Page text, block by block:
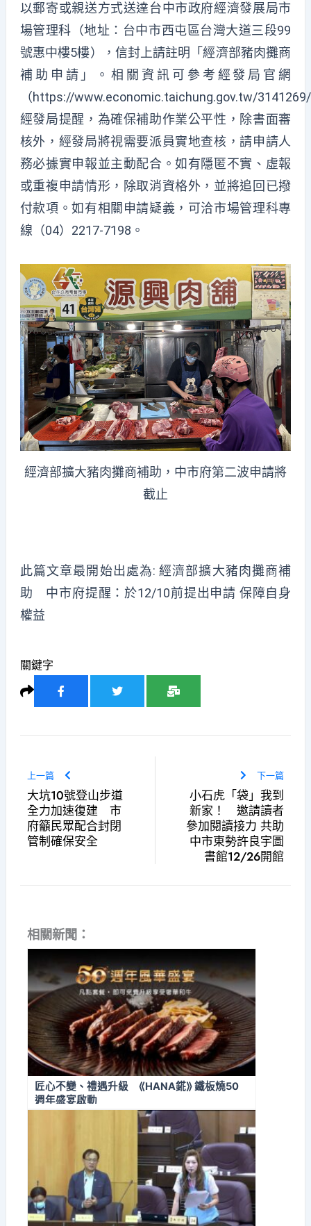
以郵寄或親送方式送達台中市政府經濟發展局市
場管理科（地址：台中市西屯區台灣大道三段99
號惠中樓5樓），信封上請註明「經濟部豬肉攤商
補助申請」。相關資訊可參考經發局官網
（https://www.economic.taichung.gov.tw/
經發局提醒，為確保補助作業公平性，除書面審
核外，經發局將視需要派員實地查核，請申請人
務必據實申報並主動配合。如有隱匿不實、虛報
或重複申請情形，除取消資格外，並將追回已撥
付款項。如有相關申請疑義，可洽市場管理科專
線（04）2217-7198。
經濟部擴大豬肉攤商補助，中市府第二波申請將
截止
此篇文章最開始出處為:經濟部擴大豬肉攤商補
助 中市府提醒：於12/10前提出申請 保障自身
權益
關鍵字
上一篇
大坑10號登山步道
全力加速復建 市
府籲民眾配合封閉
管制確保安全
下一篇
小石虎「袋」我到
新家！ 邀請讀者
參加閱讀接力 共助
中市東勢許良宇圖
書館12/26開館
相關新聞：
匠心不變、禮遇升級 ⟪HANA錵⟫ 鐵板燒50
週年盛宴啟動